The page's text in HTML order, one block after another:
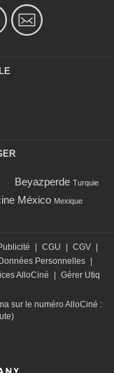
Beyazperde Turquie
México Mexique
CGU CGV
Données Personnelles
AlloCiné
Gérer Utiq
sur le numéro AlloCiné :